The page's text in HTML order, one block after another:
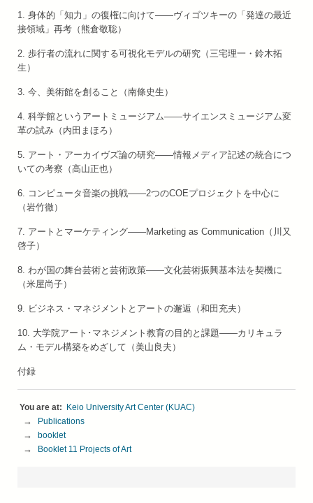
1. 身体的「知力」の復権に向けて——ヴィゴツキーの「発達の最近
接領域」再考（熊倉敬聡）
2. 歩行者の流れに関する可視化モデルの研究（三宅理一・鈴木拓
生）
3. 今、美術館を創ること（南條史生）
4. 科学館というアートミュージアム——サイエンスミュージアム変
革の試み（内田まほろ）
5. アート・アーカイヴズ論の研究——情報メディア記述の統合につ
いての考察（高山正也）
6. コンピュータ音楽の挑戦——2つのCOEプロジェクトを中心に
（岩竹徹）
7. アートとマーケティング——Marketing as Communication（川又
啓子）
8. わが国の舞台芸術と芸術政策——文化芸術振興基本法を契機に
（米屋尚子）
9. ビジネス・マネジメントとアートの邂逅（和田充夫）
10. 大学院アート･マネジメント教育の目的と課題——カリキュラ
ム・モデル構築をめざして（美山良夫）
付録
Keio University Art Center (KUAC)
Publications
booklet
Booklet 11 Projects of Art